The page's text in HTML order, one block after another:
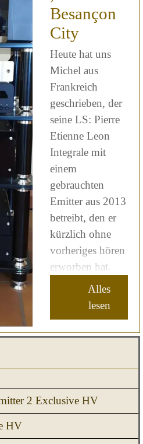
Besançon
City
Heute hat uns
Michel aus
Frankreich
geschrieben, der
seine LS: Pierre
Etienne Leon
Integrale mit
einem
gebrauchten
Emitter aus 2013
betreibt, den er
kürzlich ohne
vorheriges hören
erworben hat.
Alles
lesen
Posts
2 Exclusive HV
HV